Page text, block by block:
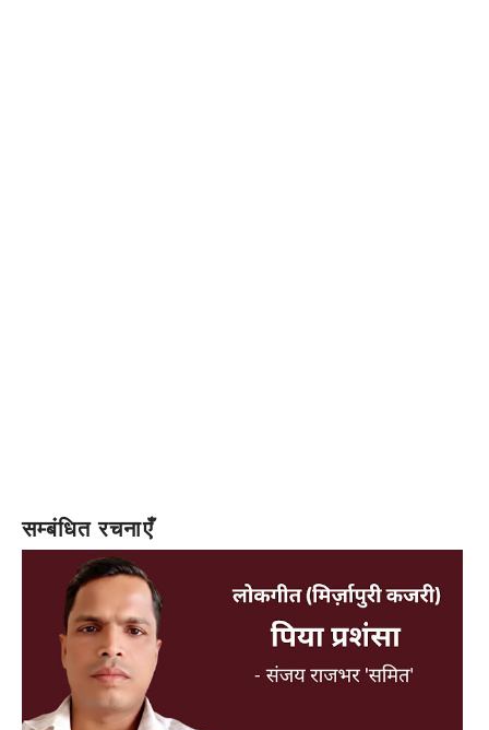
सम्बंधित रचनाएँ